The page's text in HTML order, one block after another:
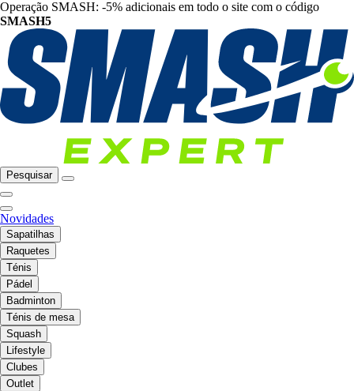
Operação SMASH: -5% adicionais em todo o site com o código
SMASH5
Pesquisar
Novidades
Sapatilhas
Raquetes
Ténis
Pádel
Badminton
Ténis de mesa
Squash
Lifestyle
Clubes
Outlet